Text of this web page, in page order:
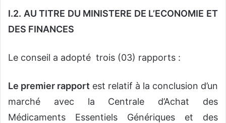
I.2. AU TITRE DU MINISTERE DE L’ECONOMIE ET
DES FINANCES
Le conseil a adopté trois (03) rapports :
Le premier rapport est relatif à la conclusion d’un
marché avec la Centrale d’Achat des
Médicaments Essentiels Génériques et des